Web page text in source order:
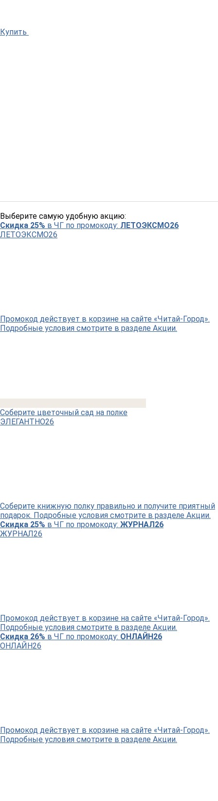
Купить
Выберите самую удобную акцию:
Скидка 25% в ЧГ по промокоду: ЛЕТОЭКСМО26
ЛЕТОЭКСМО26
Промокод действует в корзине на сайте «Читай-Город».
Подробные условия смотрите в разделе Акции.
Соберите цветочный сад на полке
ЭЛЕГАНТНО26
Соберите книжную полку правильно и получите приятный
подарок. Подробные условия смотрите в разделе Акции.
Скидка 25% в ЧГ по промокоду: ЖУРНАЛ26
ЖУРНАЛ26
Промокод действует в корзине на сайте «Читай-Город».
Подробные условия смотрите в разделе Акции.
Скидка 26% в ЧГ по промокоду: ОНЛАЙН26
ОНЛАЙН26
Промокод действует в корзине на сайте «Читай-Город».
Подробные условия смотрите в разделе Акции.